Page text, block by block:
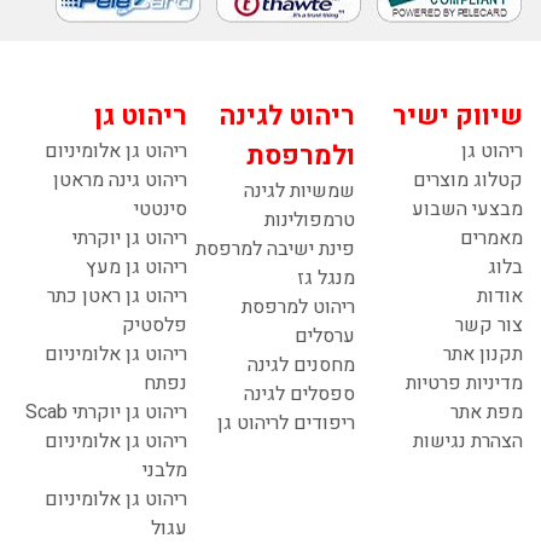
שיווק ישיר
ריהוט גן
קטלוג מוצרים
מבצעי השבוע
מאמרים
בלוג
אודות
צור קשר
תקנון אתר
מדיניות פרטיות
מפת אתר
הצהרת נגישות
ריהוט לגינה
ולמרפסת
שמשיות לגינה
טרמפולינות
פינת ישיבה למרפסת
מנגל גז
ריהוט למרפסת
ערסלים
מחסנים לגינה
ספסלים לגינה
ריפודים לריהוט גן
ריהוט גן
ריהוט גן אלומיניום
ריהוט גינה מראטן
סינטטי
ריהוט גן יוקרתי
ריהוט גן מעץ
ריהוט גן ראטן כתר
פלסטיק
ריהוט גן אלומיניום
נפתח
ריהוט גן יוקרתי Scab
ריהוט גן אלומיניום
מלבני
ריהוט גן אלומיניום
עגול